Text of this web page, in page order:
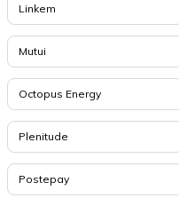
Linkem
Mutui
Octopus Energy
Plenitude
Postepay